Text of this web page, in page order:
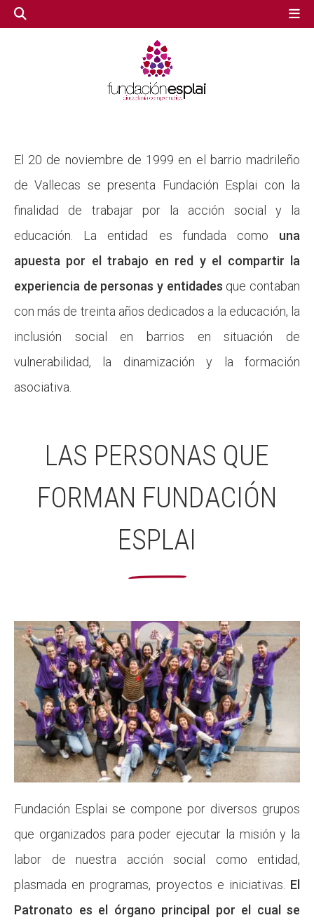
El 20 de noviembre de 1999 en el barrio madrileño
de Vallecas se presenta Fundación Esplai con la
finalidad de trabajar por la acción social y la
educación. La entidad es fundada como una
apuesta por el trabajo en red y el compartir la
experiencia de personas y entidades que contaban
con más de treinta años dedicados a la educación, la
inclusión social en barrios en situación de
vulnerabilidad, la dinamización y la formación
asociativa.
LAS PERSONAS QUE
FORMAN FUNDACIÓN
ESPLAI
Fundación Esplai se compone por diversos grupos
que organizados para poder ejecutar la misión y la
labor de nuestra acción social como entidad,
plasmada en programas, proyectos e iniciativas. El
Patronato es el órgano principal por el cual se
GESTIÓN TERCER SECTOR
VOLUNTARIADO.NET
GESTIÓN TERCER SECTOR
VOLUNTARIADO.NET